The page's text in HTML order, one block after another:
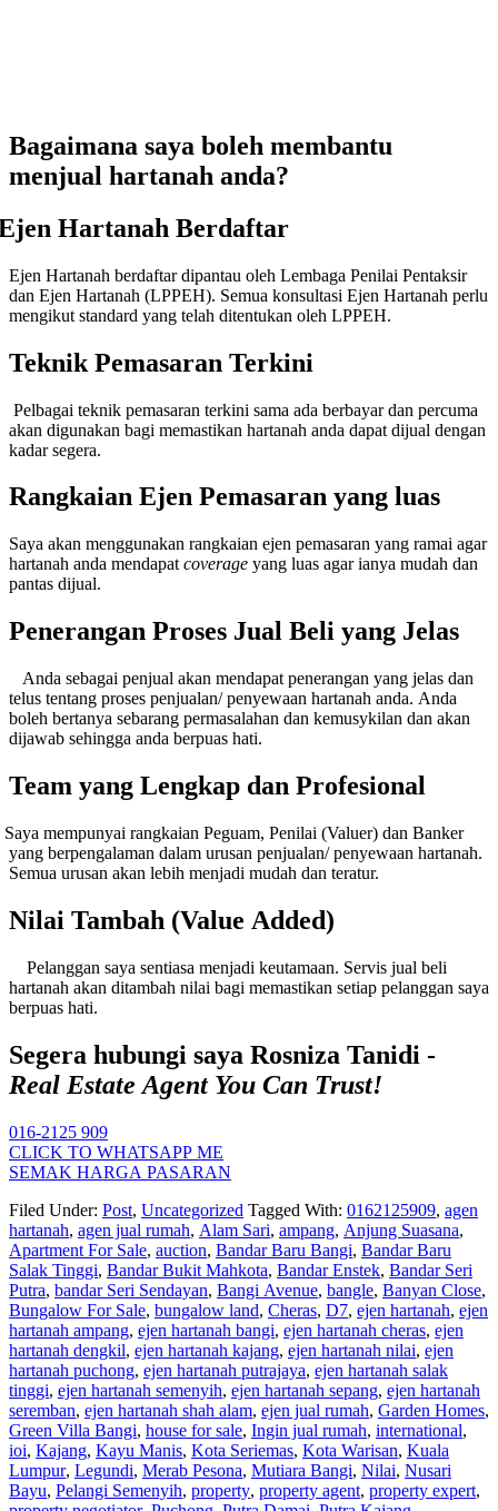
Bagaimana saya boleh membantu
menjual hartanah anda?
Hartanah Berdaftar
Ejen Hartanah berdaftar dipantau oleh Lembaga Penilai Pentaksir
dan Ejen Hartanah (LPPEH). Semua konsultasi Ejen Hartanah perlu
mengikut standard yang telah ditentukan oleh LPPEH.
Teknik Pemasaran Terkini
teknik pemasaran terkini sama ada berbayar dan percuma
akan digunakan bagi memastikan hartanah anda dapat dijual dengan
kadar segera.
Rangkaian Ejen Pemasaran yang luas
akan menggunakan rangkaian ejen pemasaran yang ramai agar
hartanah anda mendapat coverage yang luas agar ianya mudah dan
pantas dijual.
Penerangan Proses Jual Beli yang Jelas
sebagai penjual akan mendapat penerangan yang jelas dan
telus tentang proses penjualan/ penyewaan hartanah anda. Anda
boleh bertanya sebarang permasalahan dan kemusykilan dan akan
dijawab sehingga anda berpuas hati.
Team yang Lengkap dan Profesional
mempunyai rangkaian Peguam, Penilai (Valuer) dan Banker
yang berpengalaman dalam urusan penjualan/ penyewaan hartanah.
Semua urusan akan lebih menjadi mudah dan teratur.
Nilai Tambah (Value Added)
saya sentiasa menjadi keutamaan. Servis jual beli
hartanah akan ditambah nilai bagi memastikan setiap pelanggan saya
berpuas hati.
Segera hubungi saya Rosniza Tanidi -
Real Estate Agent You Can Trust!
016-2125 909
CLICK TO WHATSAPP ME
SEMAK HARGA PASARAN
Filed Under: Post, Uncategorized Tagged With: 0162125909, agen
hartanah, agen jual rumah, Alam Sari, ampang, Anjung Suasana,
Apartment For Sale, auction, Bandar Baru Bangi, Bandar Baru
Salak Tinggi, Bandar Bukit Mahkota, Bandar Enstek, Bandar Seri
Putra, bandar Seri Sendayan, Bangi Avenue, bangle, Banyan Close,
Bungalow For Sale, bungalow land, Cheras, D7, ejen hartanah, ejen
hartanah ampang, ejen hartanah bangi, ejen hartanah cheras, ejen
hartanah dengkil, ejen hartanah kajang, ejen hartanah nilai, ejen
hartanah puchong, ejen hartanah putrajaya, ejen hartanah salak
tinggi, ejen hartanah semenyih, ejen hartanah sepang, ejen hartanah
seremban, ejen hartanah shah alam, ejen jual rumah, Garden Homes,
Green Villa Bangi, house for sale, Ingin jual rumah, international,
ioi, Kajang, Kayu Manis, Kota Seriemas, Kota Warisan, Kuala
Lumpur, Legundi, Merab Pesona, Mutiara Bangi, Nilai, Nusari
Bayu, Pelangi Semenyih, property, property agent, property expert,